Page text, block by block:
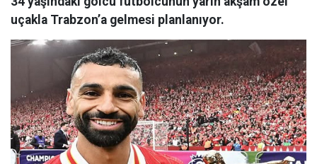
uçakla Trabzon’a gelmesi planlanıyor.